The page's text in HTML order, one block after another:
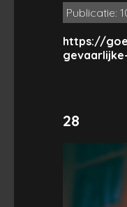
Publicatie:
https://
28